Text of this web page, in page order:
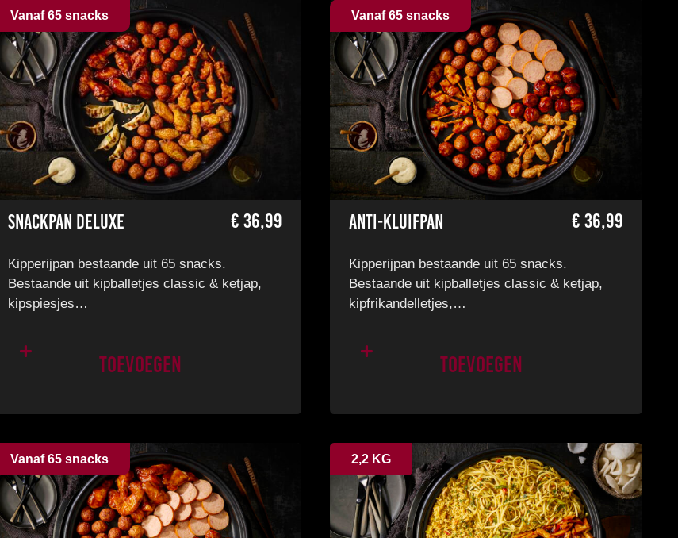
Vanaf 65 snacks
Snackpan Deluxe € 36,99
Kipperijpan bestaande uit 65 snacks.
Bestaande uit kipballetjes classic & ketjap,
kipspiesjes…
Toevoegen
Vanaf 65 snacks
Anti-Kluifpan € 36,99
Kipperijpan bestaande uit 65 snacks.
Bestaande uit kipballetjes classic & ketjap,
kipfrikandelletjes,…
Toevoegen
Vanaf 65 snacks 2,2 KG